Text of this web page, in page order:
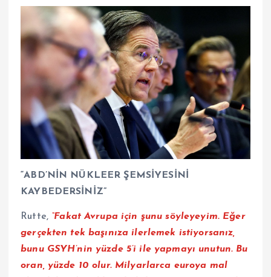
“ABD’NİN NÜKLEER ŞEMSİYESİNİ
KAYBEDERSİNİZ”
Rutte,“Fakat Avrupa için şunu söyleyeyim. Eğer
gerçekten tek başınıza ilerlemek istiyorsanız,
bunu GSYH’nin yüzde 5’i ile yapmayı unutun. Bu
oran, yüzde 10 olur. Milyarlarca euroya mal